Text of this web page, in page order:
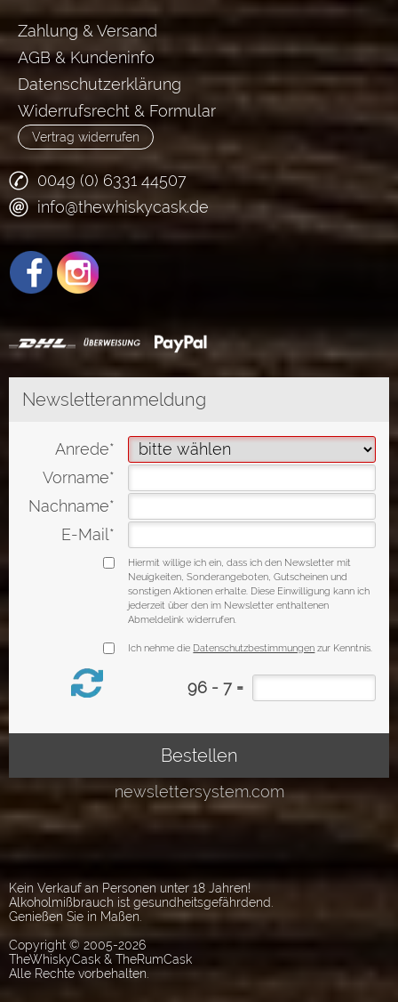
Zahlung & Versand
AGB & Kundeninfo
Datenschutzerklärung
Widerrufsrecht & Formular
Vertrag widerrufen
0049 (0) 6331 44507
info@thewhiskycask.de
Kein Verkauf an Personen unter 18 Jahren!
Alkoholmißbrauch ist gesundheitsgefährdend.
Genießen Sie in Maßen.
Copyright © 2005-2026
TheWhiskyCask & TheRumCask
Alle Rechte vorbehalten.